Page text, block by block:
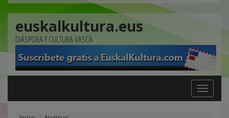
euskalkultura.eus
DIÁSPORA Y CULTURA VASCA
Toggle
navigation